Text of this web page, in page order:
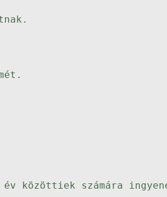
közöttiek számára